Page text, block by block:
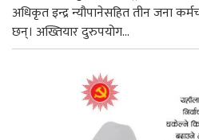
अधिकृत इन्द्र न्यौपानेसहित तीन जना
छन्। अख्तियार दुरुपयोग...